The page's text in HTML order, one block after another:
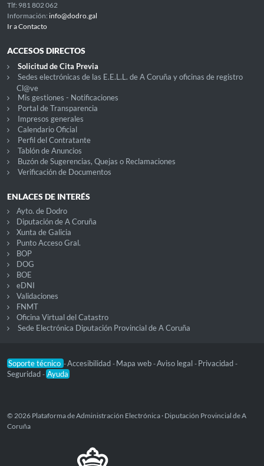
Tlf: 981 802 062
Información: info@dodro.gal
Ir a Contacto
ACCESOS DIRECTOS
Solicitud de Cita Previa
Sedes electrónicas de las E.E.L.L. de A Coruña y oficinas de registro
Cl@ve
Mis gestiones - Notificaciones
Portal de Transparencia
Impresos generales
Calendario Oficial
Perfil del Contratante
Tablón de Anuncios
Buzón de Sugerencias, Quejas o Reclamaciones
Verificación de Documentos
ENLACES DE INTERÉS
Ayto. de Dodro
Diputación de A Coruña
Xunta de Galicia
Punto Acceso Gral.
BOP
DOG
BOE
eDNI
Validaciones
FNMT
Oficina Virtual del Catastro
Sede Electrónica Diputación Provincial de A Coruña
Soporte técnico -Accesibilidad - Mapa web -Aviso legal - Privacidad -
Seguridad - Ayuda
© 2026 Plataforma de Administración Electrónica · Diputación Provincial de A
Coruña